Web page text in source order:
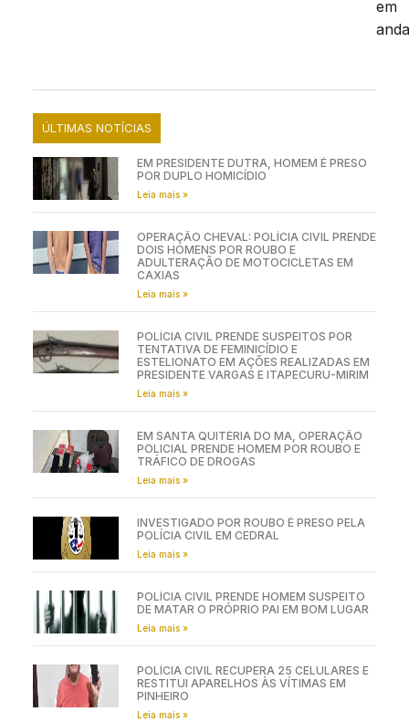
em
ÚLTIMAS NOTÍCIAS
EM PRESIDENTE DUTRA, HOMEM É PRESO
POR DUPLO HOMICÍDIO
Leia mais »
OPERAÇÃO CHEVAL: POLÍCIA CIVIL PRENDE
DOIS HOMENS POR ROUBO E
ADULTERAÇÃO DE MOTOCICLETAS EM
CAXIAS
Leia mais »
POLÍCIA CIVIL PRENDE SUSPEITOS POR
TENTATIVA DE FEMINICÍDIO E
ESTELIONATO EM AÇÕES REALIZADAS EM
PRESIDENTE VARGAS E ITAPECURU-MIRIM
Leia mais »
EM SANTA QUITÉRIA DO MA, OPERAÇÃO
POLICIAL PRENDE HOMEM POR ROUBO E
TRÁFICO DE DROGAS
Leia mais »
INVESTIGADO POR ROUBO É PRESO PELA
POLÍCIA CIVIL EM CEDRAL
Leia mais »
POLÍCIA CIVIL PRENDE HOMEM SUSPEITO
DE MATAR O PRÓPRIO PAI EM BOM LUGAR
Leia mais »
POLÍCIA CIVIL RECUPERA 25 CELULARES E
RESTITUI APARELHOS ÀS VÍTIMAS EM
PINHEIRO
Leia mais »